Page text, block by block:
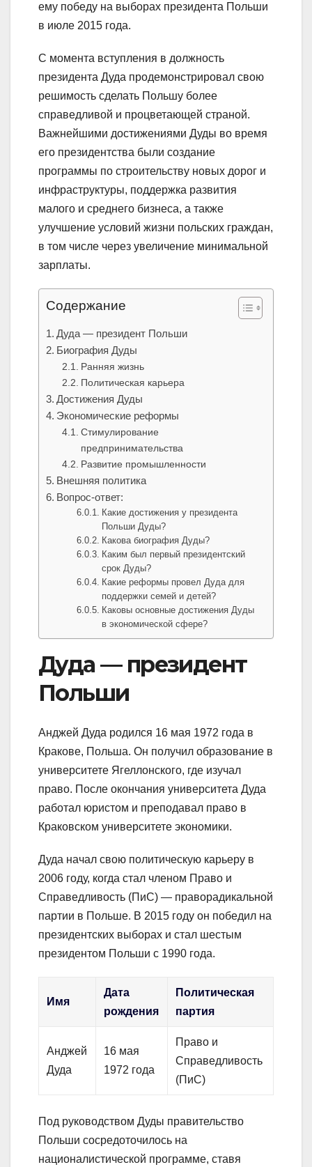
ему победу на выборах президента Польши
в июле 2015 года.
С момента вступления в должность
президента Дуда продемонстрировал свою
решимость сделать Польшу более
справедливой и процветающей страной.
Важнейшими достижениями Дуды во время
его президентства были создание
программы по строительству новых дорог и
инфраструктуры, поддержка развития
малого и среднего бизнеса, а также
улучшение условий жизни польских граждан,
в том числе через увеличение минимальной
зарплаты.
Содержание
Дуда — президент Польши
Биография Дуды
Ранняя жизнь
Политическая карьера
Достижения Дуды
Экономические реформы
Стимулирование
предпринимательства
Развитие промышленности
Внешняя политика
Вопрос-ответ:
Какие достижения у президента
Польши Дуды?
Какова биография Дуды?
Каким был первый президентский
срок Дуды?
Какие реформы провел Дуда для
поддержки семей и детей?
Каковы основные достижения Дуды
в экономической сфере?
Дуда — президент
Польши
Анджей Дуда родился 16 мая 1972 года в
Кракове, Польша. Он получил образование в
университете Ягеллонского, где изучал
право. После окончания университета Дуда
работал юристом и преподавал право в
Краковском университете экономики.
Дуда начал свою политическую карьеру в
2006 году, когда стал членом Право и
Справедливость (ПиС) — праворадикальной
партии в Польше. В 2015 году он победил на
президентских выборах и стал шестым
президентом Польши с 1990 года.
Имя
Дата
рождения
Политическая
партия
Анджей
Дуда
16 мая
1972 года
Право и
Справедливость
(ПиС)
Под руководством Дуды правительство
Польши сосредоточилось на
националистической программе, ставя